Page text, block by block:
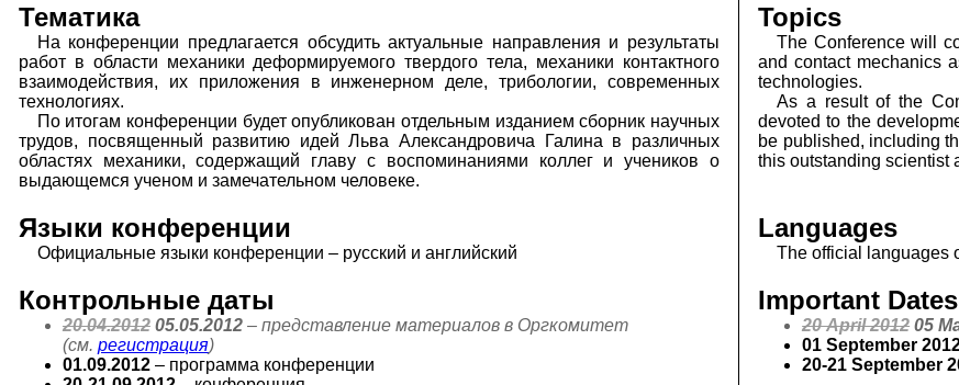
Тематика
На конференции предлагается обсудить актуальные направления и результаты
работ в области механики деформируемого твердого тела, механики контактного
взаимодействия, их приложения в инженерном деле, трибологии, современных
технологиях.
По итогам конференции будет опубликован отдельным изданием сборник научных
трудов, посвященный развитию идей Льва Александровича Галина в различных
областях механики, содержащий главу с воспоминаниями коллег и учеников о
выдающемся ученом и замечательном человеке.
Topics
The Conference will
and contact mechanics
technologies.
As a result of the
devoted to the
be published, including
this outstanding scientist
Языки конференции
Официальные языки конференции – русский и английский
Languages
The official languages
Контрольные даты
20.04.201205.05.2012– представление материалов в Оргкомитет
(см. регистрация)
01.09.2012– программа конференции
Important Dates
20 April 2012 05
01 September
20-21 September